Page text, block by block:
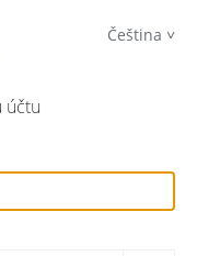
Čeština
účtu